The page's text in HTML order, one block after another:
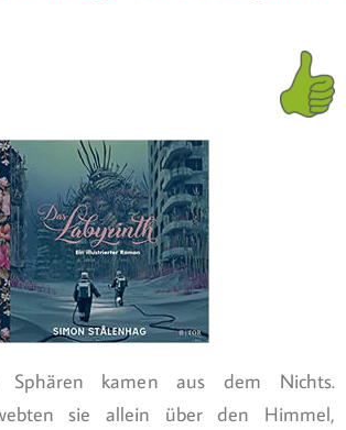
Sphären kamen aus dem Nichts.
sie allein über den Himmel,